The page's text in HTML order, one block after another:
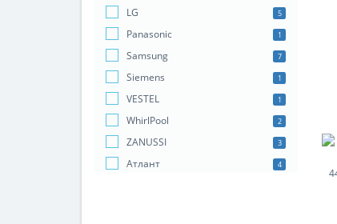
LG 5
Panasonic 1
Samsung 7
Siemens 1
VESTEL 1
WhirlPool 2
ZANUSSI 3
Атлант 4